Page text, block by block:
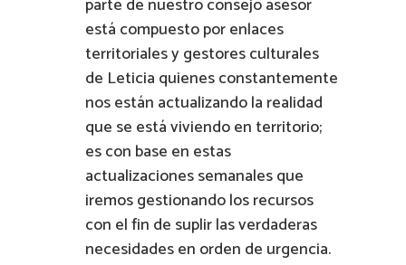
parte de nuestro consejo asesor
está compuesto por enlaces
territoriales y gestores culturales
de Leticia quienes constantemente
nos están actualizando la realidad
que se está viviendo en territorio;
es con base en estas
actualizaciones semanales que
iremos gestionando los recursos
con el fin de suplir las verdaderas
necesidades en orden de urgencia.